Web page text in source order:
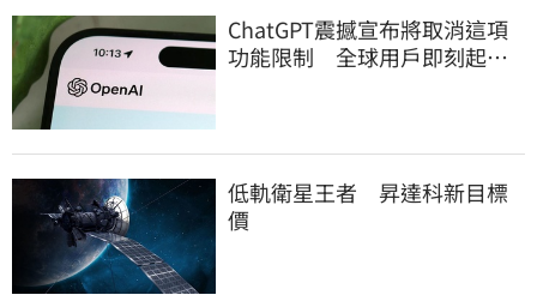
ChatGPT震撼宣布將取消這項
功能限制 全球用戶即刻起
低軌衛星王者 昇達科新目標
價